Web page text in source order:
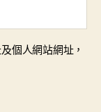
個人網站網址，